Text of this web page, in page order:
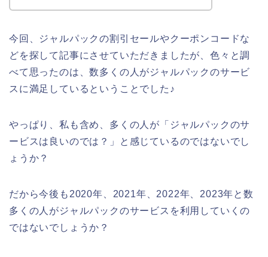
今回、ジャルパックの割引セールやクーポンコードな
どを探して記事にさせていただきましたが、色々と調
べて思ったのは、数多くの人がジャルパックのサービ
スに満足しているということでした♪
やっぱり、私も含め、多くの人が「ジャルパックのサ
ービスは良いのでは？」と感じているのではないでし
ょうか？
だから今後も2020年、2021年、2022年、2023年と数
多くの人がジャルパックのサービスを利用していくの
ではないでしょうか？